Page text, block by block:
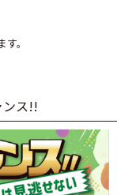
。
ンス!!